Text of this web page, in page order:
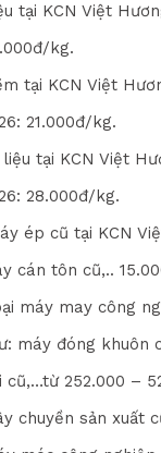
tại KCN Việt
.000đ/kg.
tại KCN Việt
: 21.000đ/kg.
tại KCN Việt
: 28.000đ/kg.
ép cũ tại KCN
cán tôn cũ,..
máy may công
máy đóng khuôn
cũ,…từ 252.000 – 5
chuyền sản xuất